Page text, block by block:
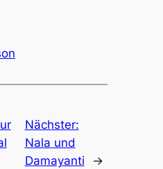
Nächster:
Nala und
Damayanti
→